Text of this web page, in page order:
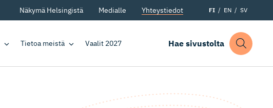
Näkymä Helsingistä Medialle Yhteystiedot FI EN SV
Tietoa meistä Vaalit 2027 Hae sivustolta